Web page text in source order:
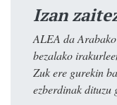
Izan
ALEA da
bezalako
Zuk ere gurekin
ezberdinak dituzu